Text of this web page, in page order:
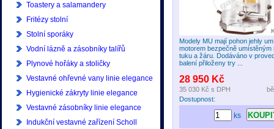
Toastery a salamandery
Fritézy stolní
Stolní sporáky
Vodní lázně a zásobníky talířů
Plynové hořáky a stoličky
Vestavné ohřevné vany linie elegance
Hygienické zákryty linie elegance
Vestavné zásobníky linie elegance
Indukční vestavné zařízení Scholl
Modely MU mají pohon jehly
motorem bezpečně umístěným
tuku a žáru. Dodáváno v
balení přiloženy try ...
28 950 Kč
35 030 Kč s DPH
Dostupnost:
ks